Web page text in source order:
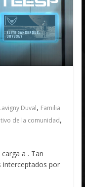
Duval, Familia
de la comunidad,
a . Tan
por